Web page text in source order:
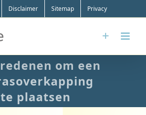
Disclaimer Sitemap Privacy
om een
te plaatsen